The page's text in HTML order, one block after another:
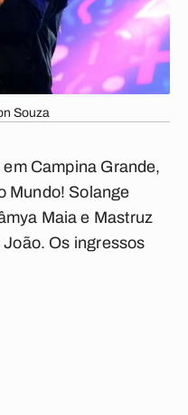
Souza
Campina Grande,
Mundo! Solange
Maia e Mastruz
Os ingressos